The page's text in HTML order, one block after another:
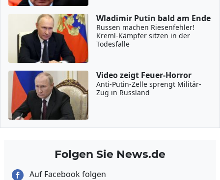
Wladimir Putin bald am Ende
Russen machen Riesenfehler!
Kreml-Kämpfer sitzen in der
Todesfalle
Video zeigt Feuer-Horror
Anti-Putin-Zelle sprengt Militär-
Zug in Russland
Folgen Sie News.de
Auf Facebook folgen